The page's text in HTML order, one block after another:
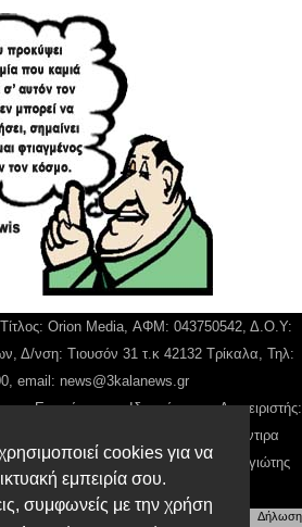
cookies για να
εμπειρία σου.
συμφωνείς με την χρήση
Τίτλος: Orion Media, ΑΦΜ: 043750542, Δ.Ο.Υ:
Δ/νση: Τιουσόν 31 τ.κ 42132 Τρίκαλα, Τηλ:
email: news@3kalanews.gr
Εκπρόσωπος, Ιδιοκτήτης και Διαχειριστής:
Γιαννουσά Βασιλική, Διευθύντιρα
Δικαιούχος domain name Παναγιώτης
Φιλίππου
Προσωπικών Δεδομένων |Όροι χρήσης
Δήλωση